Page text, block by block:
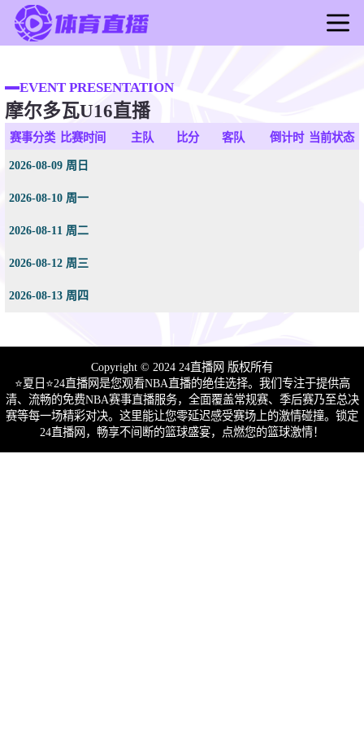
足球直播
篮球直播
足球录像
篮球新闻
EVENT PRESENTATION
摩尔多瓦U16直播
赛事分类 比赛时间 主队 比分 客队 倒计时 当前状态
2026-08-09 周日
2026-08-10 周一
2026-08-11 周二
2026-08-12 周三
2026-08-13 周四
Copyright © 2024 24直播网 版权所有
⭐️夏日⭐24直播网是您观看NBA直播的绝佳选择。我们专注于提供高
清、流畅的免费NBA赛事直播服务，全面覆盖常规赛、季后赛乃至总决
赛等每一场精彩对决。这里能让您零延迟感受赛场上的激情碰撞。锁定
24直播网，畅享不间断的篮球盛宴，点燃您的篮球激情！